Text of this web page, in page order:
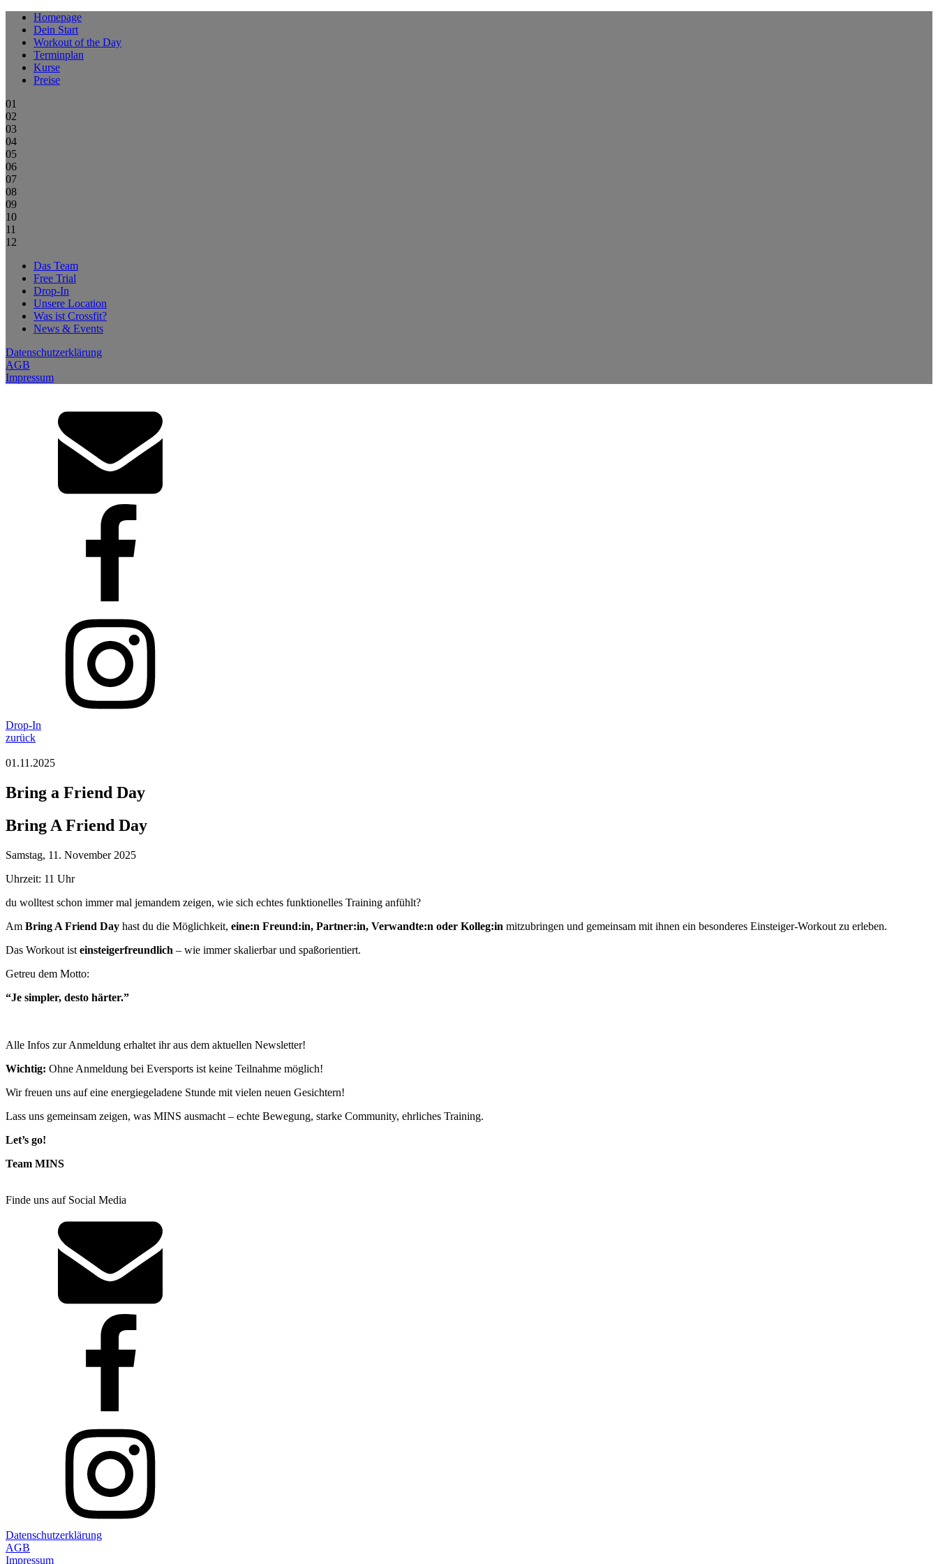
Homepage
Dein Start
Workout of the Day
Terminplan
Kurse
Preise
01
02
03
04
05
06
07
08
09
10
11
12
Das Team
Free Trial
Drop-In
Unsere Location
Was ist Crossfit?
News & Events
Datenschutzerklärung
AGB
Impressum
Drop-In
zurück
01.11.2025
Bring a Friend Day
Bring A Friend Day
Samstag, 11. November 2025
Uhrzeit: 11 Uhr
du wolltest schon immer mal jemandem zeigen, wie sich echtes funktionelles Training anfühlt?
Am Bring A Friend Day hast du die Möglichkeit, eine:n Freund:in, Partner:in, Verwandte:n oder Kolleg:in mitzubringen und gemeinsam mit ihnen ein besonderes Einsteiger-Workout zu erleben.
Das Workout ist einsteigerfreundlich – wie immer skalierbar und spaßorientiert.
Getreu dem Motto:
“Je simpler, desto härter.”
Alle Infos zur Anmeldung erhaltet ihr aus dem aktuellen Newsletter!
Wichtig: Ohne Anmeldung bei Eversports ist keine Teilnahme möglich!
Wir freuen uns auf eine energiegeladene Stunde mit vielen neuen Gesichtern!
Lass uns gemeinsam zeigen, was MINS ausmacht – echte Bewegung, starke Community, ehrliches Training.
Let’s go!
Team MINS
Finde uns auf Social Media
Datenschutzerklärung
AGB
Impressum